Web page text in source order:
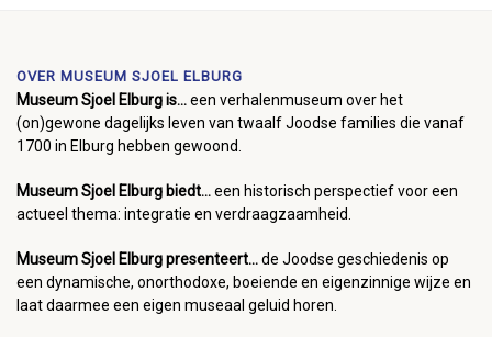
OVER MUSEUM SJOEL ELBURG
Museum Sjoel Elburg is...een verhalenmuseum over het
(on)gewone dagelijks leven van twaalf Joodse families die vanaf
1700 in Elburg hebben gewoond.
Museum Sjoel Elburg biedt...een historisch perspectief voor een
actueel thema: integratie en verdraagzaamheid.
Museum Sjoel Elburg presenteert...de Joodse geschiedenis op
een dynamische, onorthodoxe, boeiende en eigenzinnige wijze en
laat daarmee een eigen museaal geluid horen.